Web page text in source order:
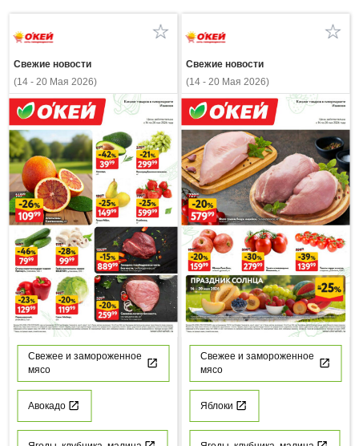
Свежие новости
(14 - 20 Мая 2026)
Свежее и замороженное
мясо
Авокадо
Свежие новости
(14 - 20 Мая 2026)
Свежее и замороженное
мясо
Яблоки